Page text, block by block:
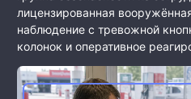
лицензированная
наблюдение с тревожной
колонок и оперативное